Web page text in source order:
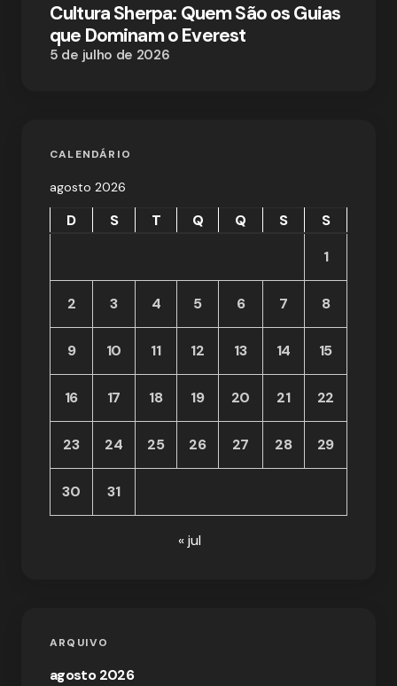
Cultura Sherpa: Quem São os Guias
que Dominam o Everest
5 de julho de 2026
CALENDÁRIO
agosto 2026
D S T Q Q S
S
1
2 3 4 5 6 7 8
9 10 11 12 13 14 15
16 17 18 19 20 21 22
23 24 25 26 27 28 29
30 31
« jul
ARQUIVO
agosto 2026